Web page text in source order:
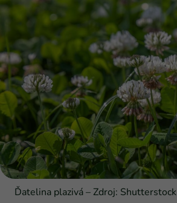
Ďatelina plazivá – Zdroj: Shutterstock